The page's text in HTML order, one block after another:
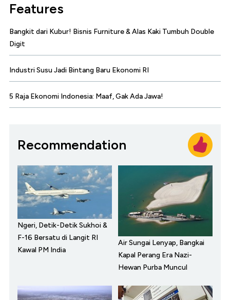
Features
Bangkit dari Kubur! Bisnis Furniture & Alas Kaki Tumbuh Double
Digit
Industri Susu Jadi Bintang Baru Ekonomi RI
5 Raja Ekonomi Indonesia: Maaf, Gak Ada Jawa!
Recommendation
Ngeri, Detik-Detik Sukhoi &
F-16 Bersatu di Langit RI
Kawal PM India
Air Sungai Lenyap, Bangkai
Kapal Perang Era Nazi-
Hewan Purba Muncul